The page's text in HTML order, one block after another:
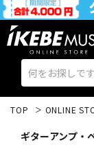
TOP ONLINE
ギターアンプ・